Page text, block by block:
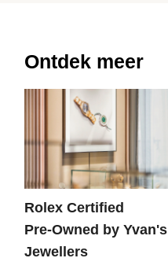
Ontdek meer
Rolex Certified
Pre‑Owned by Yvan's
Jewellers